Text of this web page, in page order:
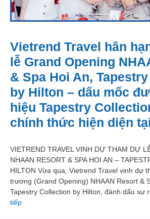
Vietrend Travel hân
lễ Grand Opening
& Spa Hoi An,
by Hilton – dấu mốc
hiệu Tapestry
chính thức hiện diện
VIETREND TRAVEL VINH DỰ THAM DỰ
NHAAN RESORT & SPA HOI AN –
HILTON Vừa qua, Vietrend Travel vinh dự
trương (Grand Opening) NHAAN Resort &
Tapestry Collection by Hilton, đánh dấu sự
tiếp